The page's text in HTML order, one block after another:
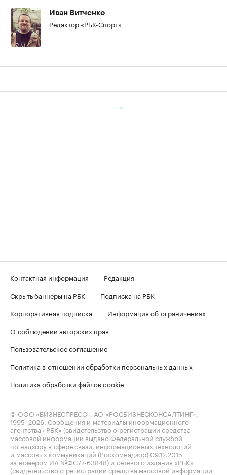
Иван Витченко
Редактор «РБК-Спорт»
Контактная информация
Редакция
Скрыть баннеры на РБК
Подписка на РБК
Корпоративная подписка
Информация об ограничениях
О соблюдении авторских прав
Пользовательское соглашение
Политика в отношении обработки персональных данных
Политика обработки файлов cookie
© ООО «БИЗНЕСПРЕСС», АО «РОСБИЗНЕСКОНСАЛТИНГ»,
1995–2026 . Сообщения и материалы информационного
агентства «РБК» (свидетельство о регистрации средства
массовой информации выдано Федеральной службой
по надзору в сфере связи, информационных технологий
и массовых коммуникаций (Роскомнадзор) 09.12.2015
за номером ИА №ФС77-63848) и сетевого издания «РБК»
(свидетельство о регистрации средства массовой информации